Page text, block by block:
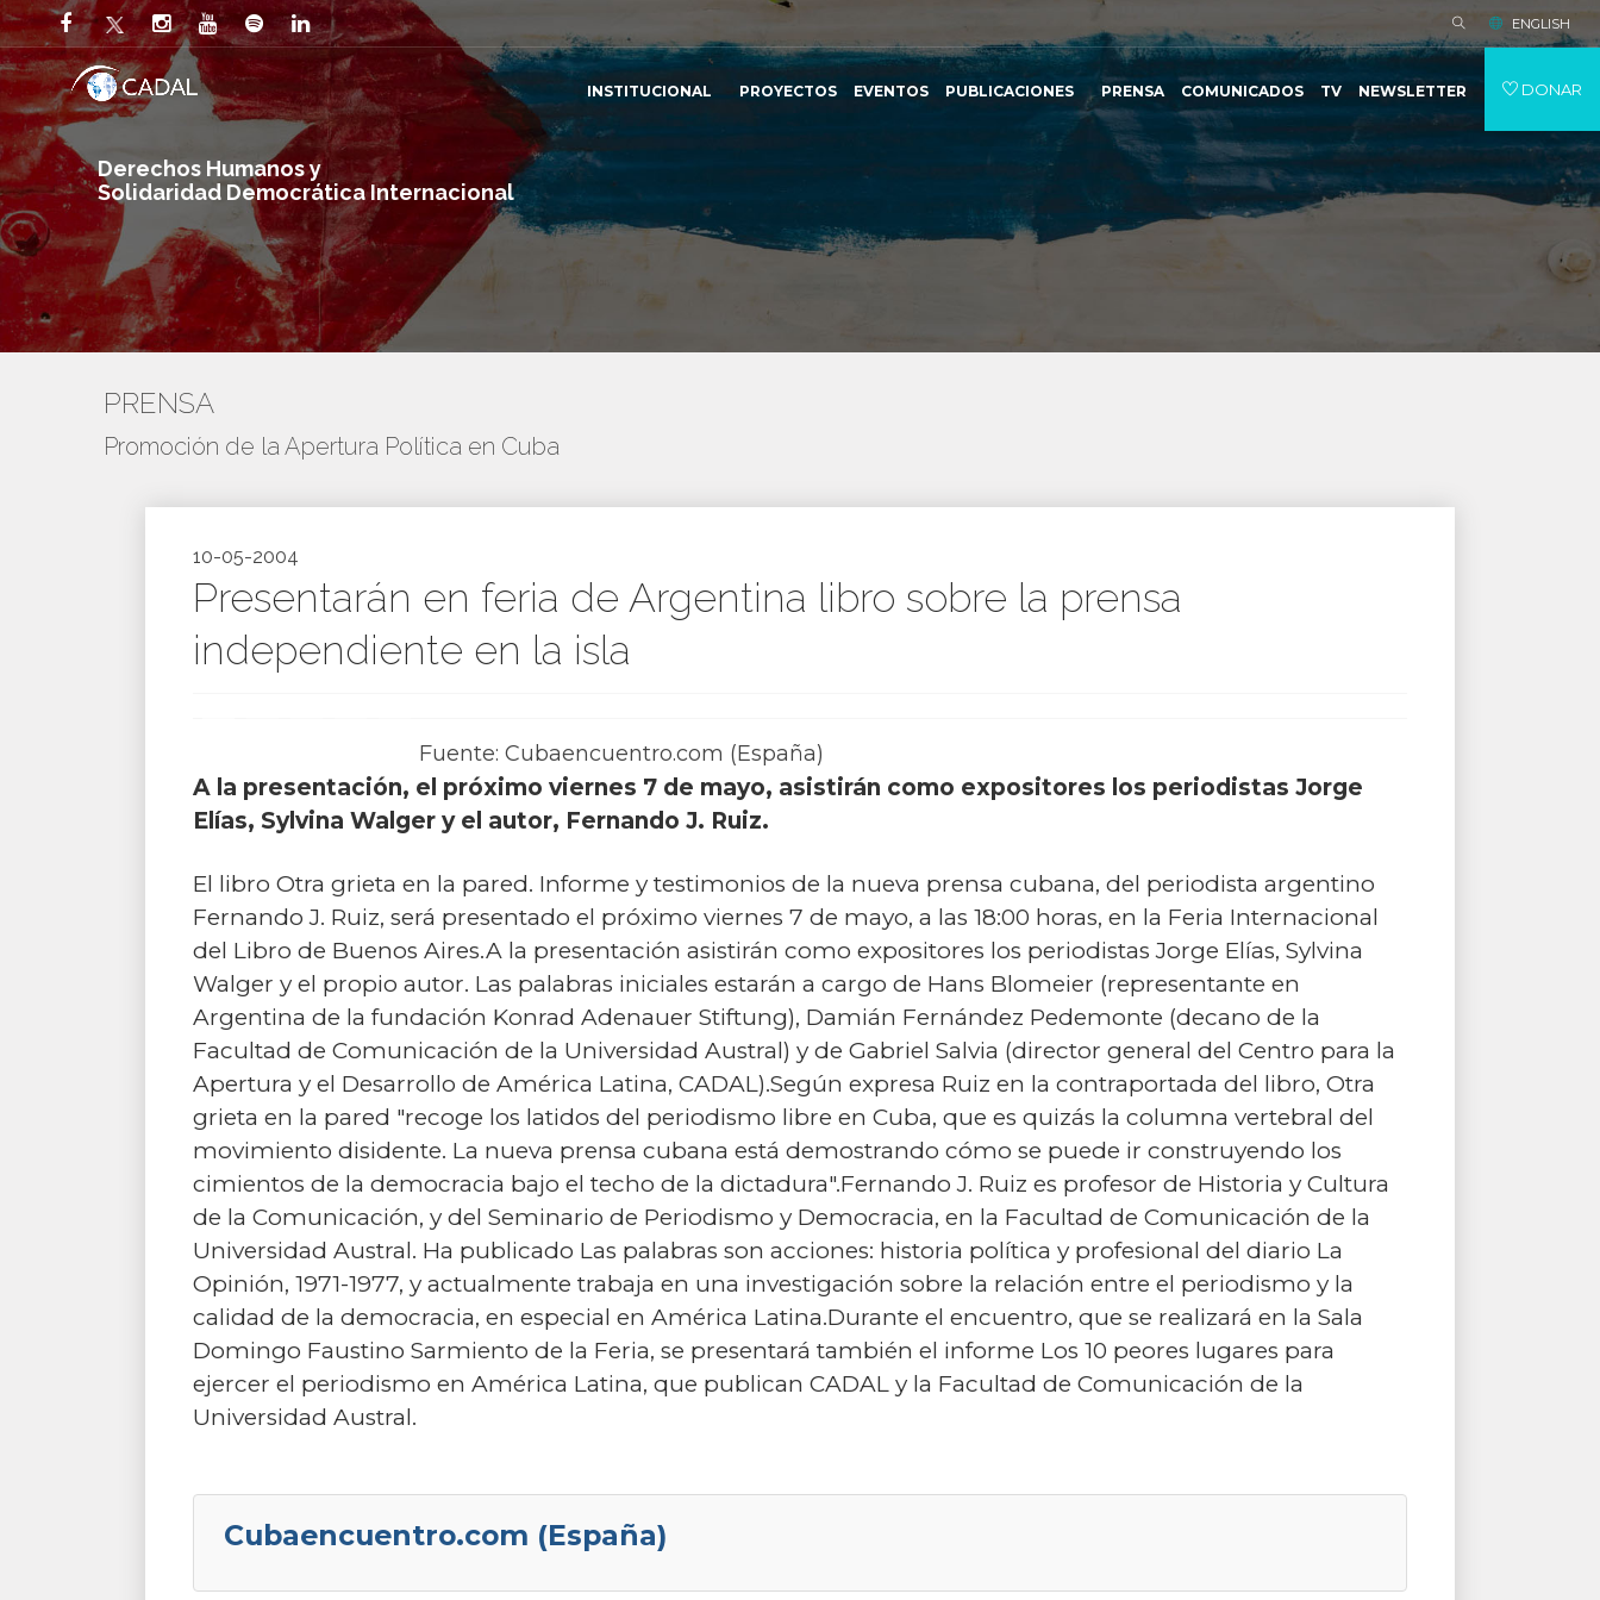
Derechos Humanos y
Solidaridad Democrática Internacional
ENGLISH
INSTITUCIONAL PROYECTOS EVENTOS PUBLICACIONES PRENSA COMUNICADOS TV NEWSLETTER DONAR
PRENSA
Promoción de la Apertura Política en Cuba
10-05-2004
Presentarán en feria de Argentina libro sobre la prensa
independiente en la isla
Fuente: Cubaencuentro.com (España)
A la presentación, el próximo viernes 7 de mayo, asistirán como expositores los periodistas Jorge
Elías, Sylvina Walger y el autor, Fernando J. Ruiz.
El libro Otra grieta en la pared. Informe y testimonios de la nueva prensa cubana, del periodista argentino
Fernando J. Ruiz, será presentado el próximo viernes 7 de mayo, a las 18:00 horas, en la Feria Internacional
del Libro de Buenos Aires.A la presentación asistirán como expositores los periodistas Jorge Elías, Sylvina
Walger y el propio autor. Las palabras iniciales estarán a cargo de Hans Blomeier (representante en
Argentina de la fundación Konrad Adenauer Stiftung), Damián Fernández Pedemonte (decano de la
Facultad de Comunicación de la Universidad Austral) y de Gabriel Salvia (director general del Centro para la
Apertura y el Desarrollo de América Latina, CADAL).Según expresa Ruiz en la contraportada del libro, Otra
grieta en la pared "recoge los latidos del periodismo libre en Cuba, que es quizás la columna vertebral del
movimiento disidente. La nueva prensa cubana está demostrando cómo se puede ir construyendo los
cimientos de la democracia bajo el techo de la dictadura".Fernando J. Ruiz es profesor de Historia y Cultura
de la Comunicación, y del Seminario de Periodismo y Democracia, en la Facultad de Comunicación de la
Universidad Austral. Ha publicado Las palabras son acciones: historia política y profesional del diario La
Opinión, 1971-1977, y actualmente trabaja en una investigación sobre la relación entre el periodismo y la
calidad de la democracia, en especial en América Latina.Durante el encuentro, que se realizará en la Sala
Domingo Faustino Sarmiento de la Feria, se presentará también el informe Los 10 peores lugares para
ejercer el periodismo en América Latina, que publican CADAL y la Facultad de Comunicación de la
Universidad Austral.
Cubaencuentro.com (España)